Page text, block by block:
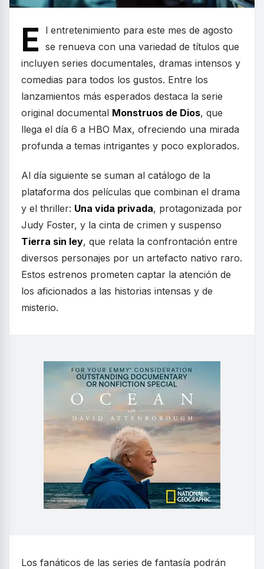
E
l entretenimiento para este mes de agosto
se renueva con una variedad de títulos que
incluyen series documentales, dramas intensos y
comedias para todos los gustos. Entre los
lanzamientos más esperados destaca la serie
original documental Monstruos de Dios, que
llega el día 6 a HBO Max, ofreciendo una mirada
profunda a temas intrigantes y poco explorados.
Al día siguiente se suman al catálogo de la
plataforma dos películas que combinan el drama
y el thriller: Una vida privada, protagonizada por
Judy Foster, y la cinta de crimen y suspenso
Tierra sin ley, que relata la confrontación entre
diversos personajes por un artefacto nativo raro.
Estos estrenos prometen captar la atención de
los aficionados a las historias intensas y de
misterio.
Los fanáticos de las series de fantasía podrán